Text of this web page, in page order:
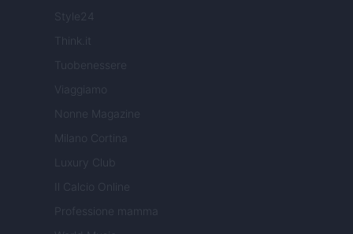
Style24
Think.it
Tuobenessere
Viaggiamo
Nonne Magazine
Milano Cortina
Luxury Club
Il Calcio Online
Professione mamma